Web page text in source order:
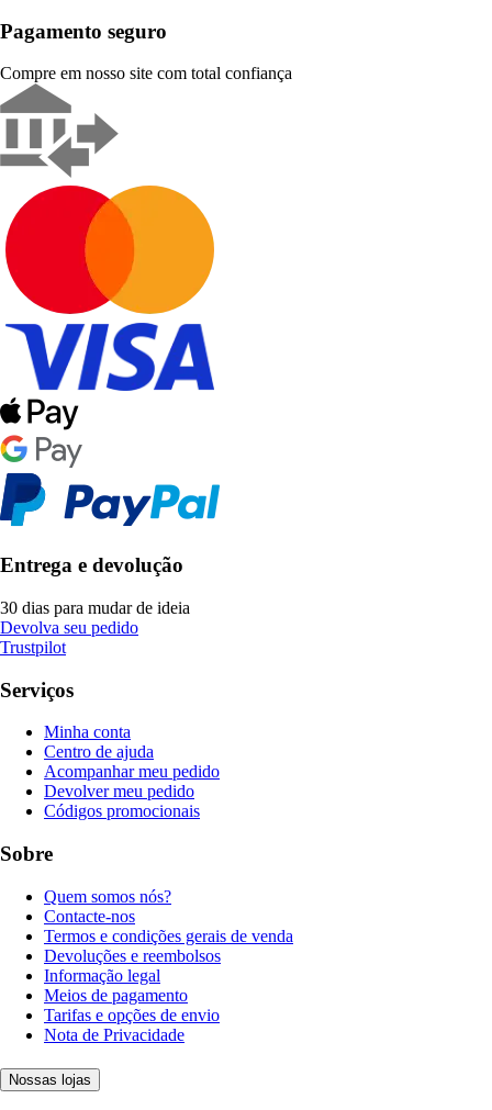
Pagamento seguro
Compre em nosso site com total confiança
Entrega e devolução
30 dias para mudar de ideia
Devolva seu pedido
Trustpilot
Serviços
Minha conta
Centro de ajuda
Acompanhar meu pedido
Devolver meu pedido
Códigos promocionais
Sobre
Quem somos nós?
Contacte-nos
Termos e condições gerais de venda
Devoluções e reembolsos
Informação legal
Meios de pagamento
Tarifas e opções de envio
Nota de Privacidade
Nossas lojas